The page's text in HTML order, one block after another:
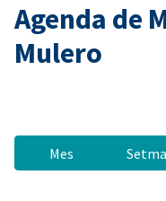
Agenda de
Mulero
Mes